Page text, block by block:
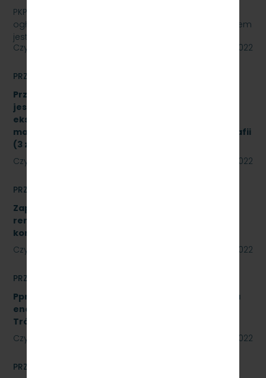
PKP SZYBKA KOLEJ MIEJSKA W TRÓJMIEŚCIE Sp. z o.o.
ogłasza przetarg nieograniczony, którego przedmiotem
jest zakup i sukcesywne dostawy naturalnej wody…
Czytaj dalej
29 czerwca 2022
PRZETARGI
Przetarg nieograniczony, którego przedmiotem
jest sukcesywna dostawa materiałów
eksploatacyjnych do urządzeń drukujących,
materiałów biurowych oraz materiałów do poligrafii
(3 zadania) znak sprawy: SKMMU.086.34.22
Czytaj dalej
23 czerwca 2022
PRZETARGI
Zapytanie ofertowe na wykonanie prac
remontowych polegających na wykonaniu Sali
konferencyjnej w systemie ALU.
Czytaj dalej
22 czerwca 2022
PRZETARGI
Pprzetarg nieograniczonego na usługi doradztwa
energetycznego dla PKP Szybka Kolej Miejska w
Trójmieście Sp. z o.o. - znak: SKMMU.086.20.22
Czytaj dalej
15 czerwca 2022
PRZETARGI